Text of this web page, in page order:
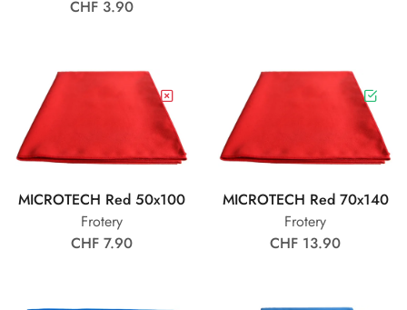
CHF 3.90
MICROTECH Red 50x100
Frotery
CHF 7.90
MICROTECH Red 70x140
Frotery
CHF 13.90